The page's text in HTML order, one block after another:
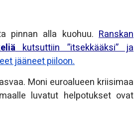
pinnan alla kuohuu. Ranskan
kutsuttiin ”itsekkääksi” ja
jääneet piiloon.
Moni euroalueen kriisimaa
luvatut helpotukset ovat